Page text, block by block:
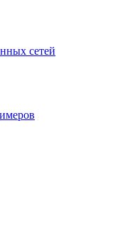
сетей